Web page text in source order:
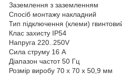
Заземлення з заземленням
Спосіб монтажу накладний
Тип підключення (клеми)
Клас захисту IP54
Напруга 220..250V
Сила струму 16 А
Діапазон частот 50 Гц
Розмір виробу 70 х 70 х 50,9 мм